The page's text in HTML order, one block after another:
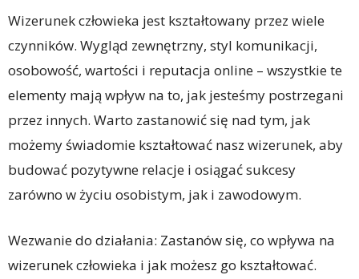
Wizerunek człowieka jest kształtowany przez wiele
czynników. Wygląd zewnętrzny, styl komunikacji,
osobowość, wartości i reputacja online – wszystkie te
elementy mają wpływ na to, jak jesteśmy postrzegani
przez innych. Warto zastanowić się nad tym, jak
możemy świadomie kształtować nasz wizerunek, aby
budować pozytywne relacje i osiągać sukcesy
zarówno w życiu osobistym, jak i zawodowym.
Wezwanie do działania: Zastanów się, co wpływa na
wizerunek człowieka i jak możesz go kształtować.